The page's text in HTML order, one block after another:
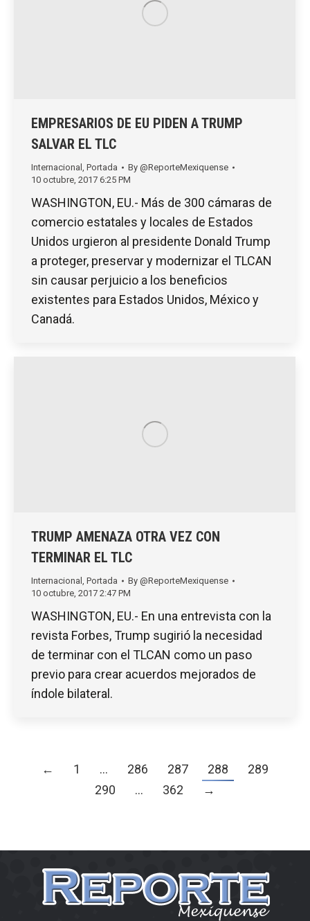
EMPRESARIOS DE EU PIDEN A TRUMP
SALVAR EL TLC
Internacional , Portada By @ReporteMexiquense
10 octubre, 2017 6:25 PM
WASHINGTON, EU.- Más de 300 cámaras de
comercio estatales y locales de Estados
Unidos urgieron al presidente Donald Trump
a proteger, preservar y modernizar el TLCAN
sin causar perjuicio a los beneficios
existentes para Estados Unidos, México y
Canadá.
TRUMP AMENAZA OTRA VEZ CON
TERMINAR EL TLC
Internacional , Portada By @ReporteMexiquense
10 octubre, 2017 2:47 PM
WASHINGTON, EU.- En una entrevista con la
revista Forbes, Trump sugirió la necesidad
de terminar con el TLCAN como un paso
previo para crear acuerdos mejorados de
índole bilateral.
← 1 … 286 287 288
289
290
… 362 →